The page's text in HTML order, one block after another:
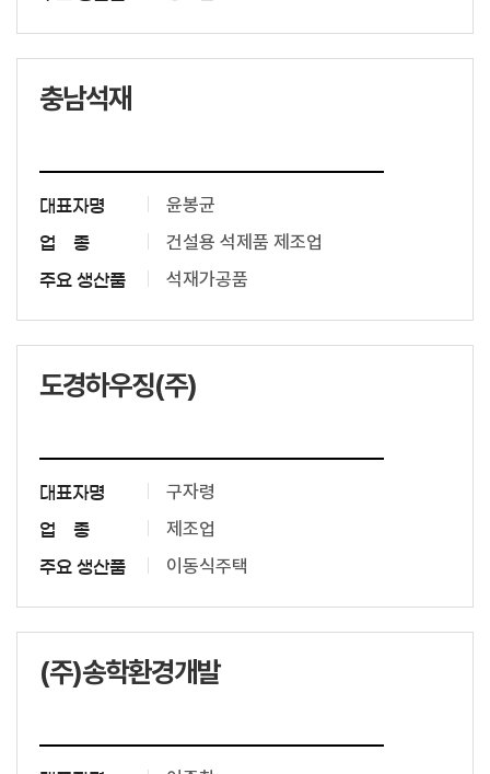
충남석재
대표자명 윤봉균
업 종 건설용 석제품 제조업
주요 생산품 석재가공품
도경하우징(주)
대표자명 구자령
업 종 제조업
주요 생산품 이동식주택
(주)송학환경개발